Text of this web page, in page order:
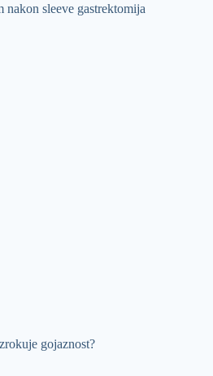
sleeve gastrektomija
gojaznost?